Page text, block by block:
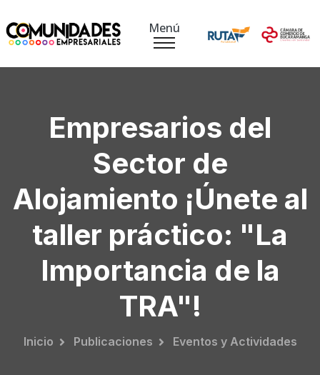
Menú
Empresarios del
Sector de
Alojamiento ¡Únete al
taller práctico: "La
Importancia de la
TRA"!
Inicio Publicaciones Eventos y Actividades